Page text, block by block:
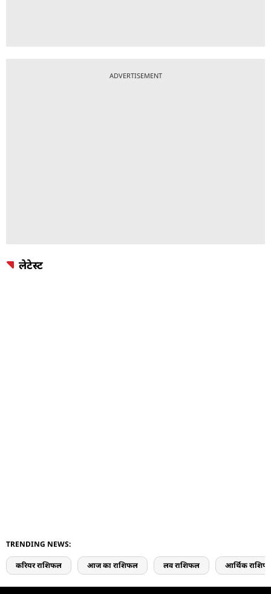
ADVERTISEMENT
लेटेस्ट
TRENDING NEWS:
करियर राशिफल आज का राशिफल लव राशिफल आर्थिक